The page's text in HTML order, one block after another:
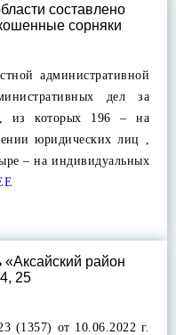
составлено
сорняки
административной
дел за
из которых 196 – на
юридических лиц ,
– на индивидуальных
район
25
(1357) от 10.06.2022 г.